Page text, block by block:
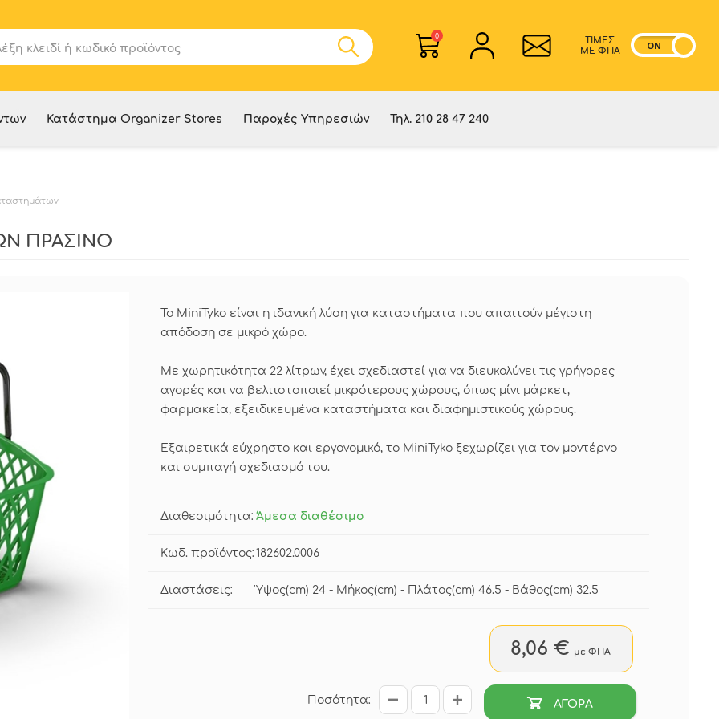
0
ΤΙΜΕΣ
ME ΦΠΑ
ON
Κατάστημα Organizer Stores Παροχές Υπηρεσιών Τηλ. 210 28 47 240
ΠΡΑΣΙΝΟ
Το MiniTyko είναι η ιδανική λύση για καταστήματα που απαιτούν μέγιστη
απόδοση σε μικρό χώρο.
Με χωρητικότητα 22 λίτρων, έχει σχεδιαστεί για να διευκολύνει τις γρήγορες
αγορές και να βελτιστοποιεί μικρότερους χώρους, όπως μίνι μάρκετ,
φαρμακεία, εξειδικευμένα καταστήματα και διαφημιστικούς χώρους.
Εξαιρετικά εύχρηστο και εργονομικό, το MiniTyko ξεχωρίζει για τον μοντέρνο
και συμπαγή σχεδιασμό του.
Διαθεσιμότητα: Άμεσα διαθέσιμο
Κωδ. προϊόντος: 182602.0006
Διαστάσεις: Ύψος(cm) 24 - Μήκος(cm) - Πλάτος(cm) 46.5 - Βάθος(cm) 32.5
8,06 € με ΦΠΑ
Ποσότητα: ΑΓΟΡΑ